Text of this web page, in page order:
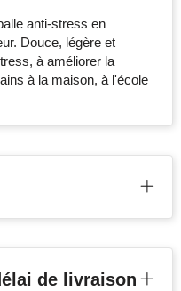
anti-stress en
Douce, légère et
à améliorer la
à la maison, à l'école
de livraison